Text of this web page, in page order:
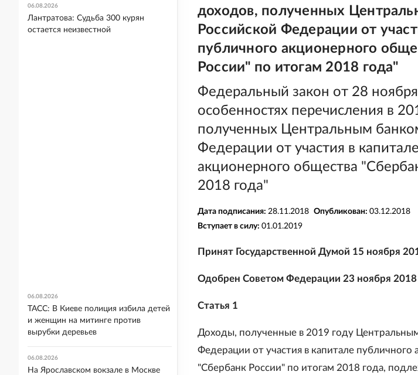
доходов, полученных
Российской Федерации от
публичного акционерного
России" по итогам 2018 года"
Федеральный закон от 28
особенностях перечисления в
полученных Центральным
Федерации от участия в
акционерного общества
2018 года"
Дата подписания: 28.11.2018 Опубликован: 03.12.2018
Вступает в силу: 01.01.2019
Принят Государственной Думой 15 ноября
Одобрен Советом Федерации 23 ноября 2018
Статья 1
Доходы, полученные в 2019 году
Федерации от участия в капитале публичного
"Сбербанк России" по итогам 2018 года,
06.08.2026
Лантратова: Судьба 300 курян
остается неизвестной
06.08.2026
ТАСС: В Киеве полиция избила детей
и женщин на митинге против
вырубки деревьев
06.08.2026
На Ярославском вокзале в Москве